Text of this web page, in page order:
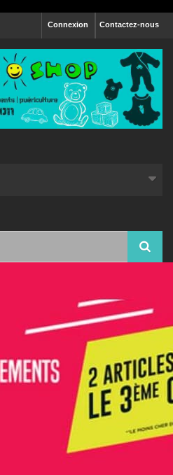
Contactez-nous
Connexion